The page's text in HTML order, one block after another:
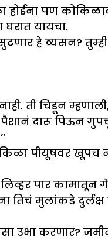
होईना पण
यायचा.
सुटणार हे व्यसन?
ती चिडून
पैशानं दारू पिऊन
पीयूषवर खूपच
पार कामातून
मुलांकडे दुर्लक्ष
उभा करणार?